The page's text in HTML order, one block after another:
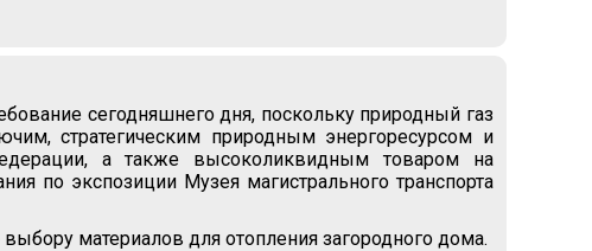
сегодняшнего дня, поскольку природный газ
стратегическим природным энергоресурсом и
а также высоколиквидным товаром на
по экспозиции Музея магистрального транспорта
материалов для отопления загородного дома.